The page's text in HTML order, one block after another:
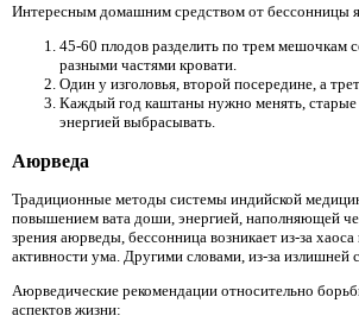
Интересным домашним средством от бессонницы
45-60 плодов разделить по трем мешочкам
разными частями кровати.
Один у изголовья, второй посередине, а
Каждый год каштаны нужно менять, старые
энергией выбрасывать.
Аюрведа
Традиционные методы системы индийской
повышением вата доши, энергией, наполняющей
зрения аюрведы, бессонница возникает из-за
активности ума. Другими словами, из-за излишней
Аюрведические рекомендации относительно
аспектов жизни: